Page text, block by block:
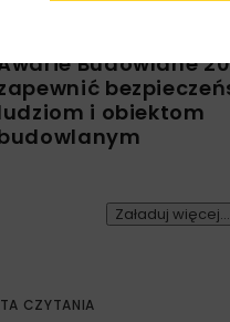
Budowlane
i obiektom
Załaduj więcej...
CZYTANIA